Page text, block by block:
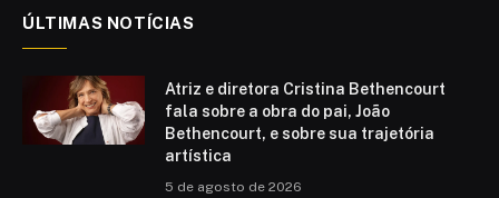
ÚLTIMAS NOTÍCIAS
Atriz e diretora Cristina Bethencourt
fala sobre a obra do pai, João
Bethencourt, e sobre sua trajetória
artística
5 de agosto de 2026